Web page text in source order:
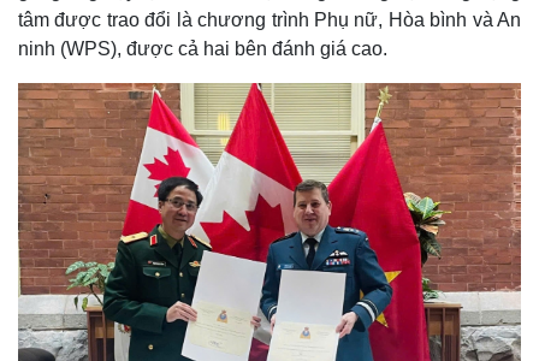
tâm được trao đổi là chương trình Phụ nữ, Hòa bình và An
ninh (WPS), được cả hai bên đánh giá cao.